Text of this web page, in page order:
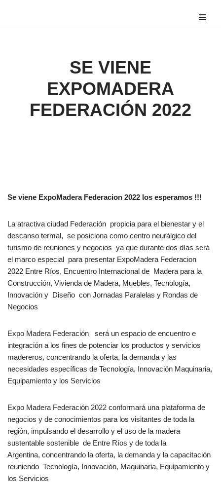
SE VIENE
EXPOMADERA
FEDERACIÓN 2022
Se viene ExpoMadera Federacion 2022 los esperamos !!!
La atractiva ciudad Federación propicia para el bienestar y el
descanso termal, se posiciona como centro neurálgico del
turismo de reuniones y negocios ya que durante dos días será
el marco especial para presentar ExpoMadera Federacion
2022 Entre Ríos, Encuentro Internacional de Madera para la
Construcción, Vivienda de Madera, Muebles, Tecnología,
Innovación y Diseño con Jornadas Paralelas y Rondas de
Negocios
Expo Madera Federación
será un espacio de encuentro e
integración a los fines de potenciar los productos y servicios
madereros, concentrando la oferta, la demanda y las
necesidades específicas de Tecnología, Innovación Maquinaria,
Equipamiento y los Servicios
Expo Madera Federación 2022 conformará una plataforma de
negocios y de conocimientos para los visitantes de toda la
región, impulsando el desarrollo y el uso de la madera
sustentable sostenible de Entre Ríos y de toda la
Argentina, concentrando la oferta, la demanda y la capacitación
reuniendo Tecnología, Innovación, Maquinaria, Equipamiento y
los Servicios